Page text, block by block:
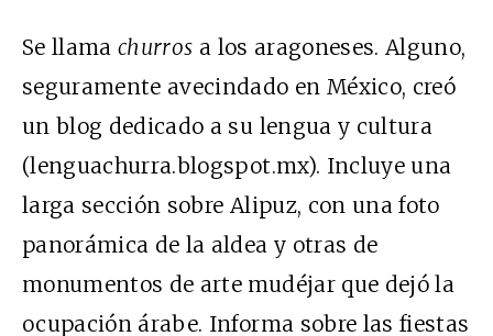
Se llamachurros a los aragoneses. Alguno,
seguramente avecindado en México, creó
un blog dedicado a su lengua y cultura
(lenguachurra.blogspot.mx). Incluye una
larga sección sobre Alipuz, con una foto
panorámica de la aldea y otras de
monumentos de arte mudéjar que dejó la
ocupación árabe. Informa sobre las fiestas